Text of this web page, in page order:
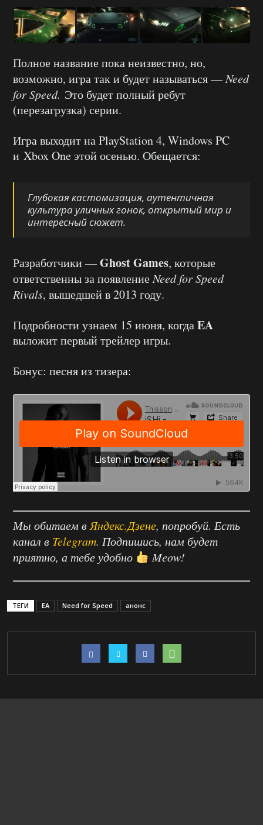
Полное название пока неизвестно, но,
возможно, игра так и будет называться —Need
for Speed. Это будет полный ребут
(перезагрузка) серии.
Игра выходит на PlayStation 4, Windows PC
и Xbox One этой осенью. Обещается:
Глубокая кастомизация, аутентичная
культура уличных гонок, открытый мир и
интересный сюжет.
Разработчики —Ghost Games, которые
ответственны за появлениеNeed for Speed
Rivals, вышедшей в 2013 году.
Подробности узнаем 15 июня, когдаEA
выложит первый трейлер игры.
Бонус: песня из тизера:
Мы обитаем в Яндекс.Дзене, попробуй. Есть
канал в Telegram. Подпишись, нам будет
приятно, а тебе удобно
Meow!
ТЕГИ EA Need for Speed анонс